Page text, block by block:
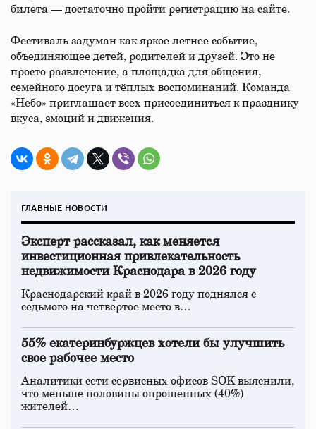
билета — достаточно пройти регистрацию на сайте.
Фестиваль задуман как яркое летнее событие,
объединяющее детей, родителей и друзей. Это не
просто развлечение, а площадка для общения,
семейного досуга и тёплых воспоминаний. Команда
«Небо» приглашает всех присоединиться к празднику
вкуса, эмоций и движения.
ГЛАВНЫЕ НОВОСТИ
Эксперт рассказал, как меняется
инвестиционная привлекательность
недвижимости Краснодара в 2026 году
Краснодарский край в 2026 году поднялся с
седьмого на четвертое место в…
55% екатеринбуржцев хотели бы улучшить
свое рабочее место
Аналитики сети сервисных офисов SOK выяснили,
что меньше половины опрошенных (40%)
жителей…